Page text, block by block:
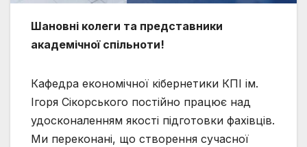
Шановні колеги та представники
академічної спільноти!
Кафедра економічної кібернетики КПІ ім.
Ігоря Сікорського постійно працює над
удосконаленням якості підготовки фахівців.
Ми переконані, що створення сучасної